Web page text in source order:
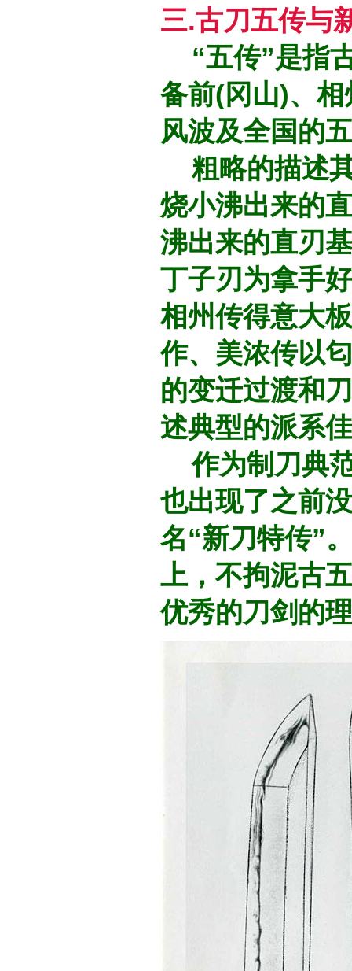
三.古刀五传与
“五传”是指
备前(冈山)、
风波及全国的
粗略的描述
烧小沸出来的
沸出来的直刃
丁子刃为拿手
相州传得意大
作、美浓传以
的变迁过渡和
述典型的派系
作为制刀典
也出现了之前
名“新刀特传”
上，不拘泥古
优秀的刀剑的